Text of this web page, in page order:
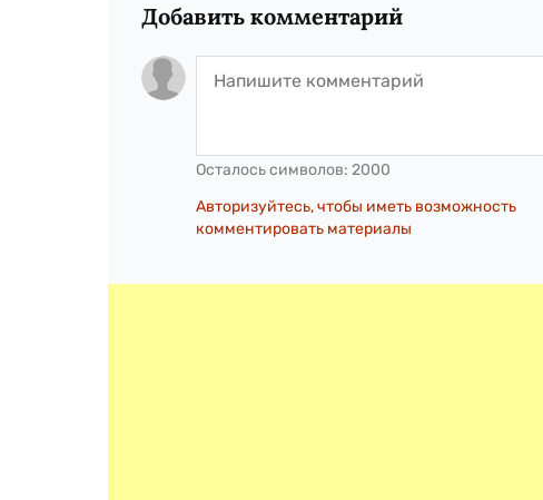
Добавить комментарий
Осталось символов: 2000
Авторизуйтесь, чтобы иметь возможность
комментировать материалы